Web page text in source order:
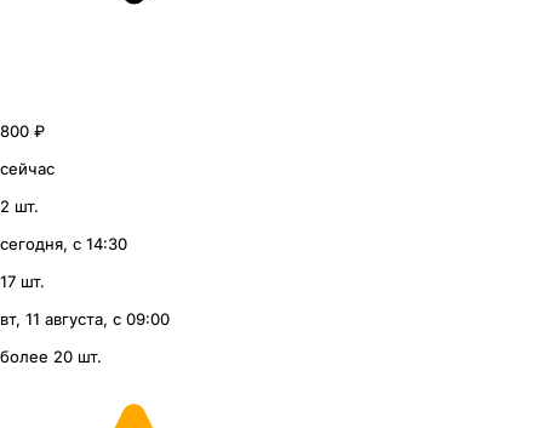
800 ₽
сейчас
2 шт.
сегодня, с 14:30
17 шт.
вт, 11 августа, с 09:00
более 20 шт.